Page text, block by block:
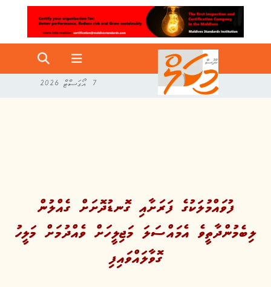
7 އޯގަސްޓް 2026
ފުވައްމުލަކުގެ ފަރަށާއި ގޮނޑުދޮށަށް ގެއްލުން
ލިބެމުންދާތީވެ އެމައްސަލަ މަޖިލީހަށް ވެއްދުމަށް މަލީހު
ގޮވާލައްވައިފި